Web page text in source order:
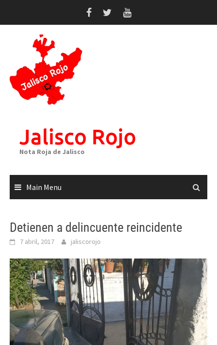
Jalisco Rojo
Nota Roja de Jalisco
Main Menu
Detienen a delincuente reincidente
7 abril, 2017 jaliscorojo